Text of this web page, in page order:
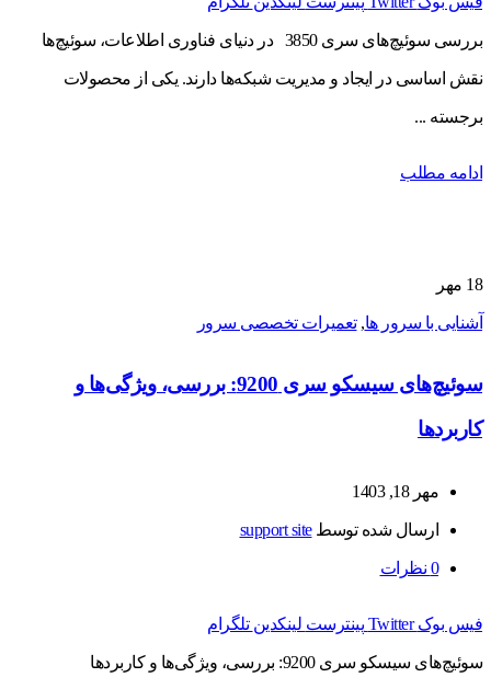
بررسی سوئیچ‌های سری 3850 در دنیای فناوری اطلاعات، سوئیچ‌ها
نقش اساسی در ایجاد و مدیریت شبکه‌ها دارند. یکی از محصولات
برجسته ...
ادامه مطلب
18 مهر
آشنایی با سرور ها,تعمیرات تخصصی سرور
سوئیچ‌های سیسکو سری 9200: بررسی، ویژگی‌ها و
کاربردها
مهر 18, 1403
ارسال شده توسطsupport site
0 نظرات
فیس بوک Twitter پینترست لینکدین تلگرام
سوئیچ‌های سیسکو سری 9200: بررسی، ویژگی‌ها و کاربردها